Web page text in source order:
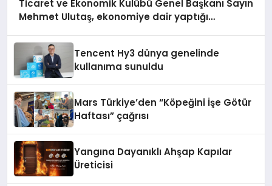
Ticaret ve Ekonomik Kulübü Genel Başkanı Sayın
Mehmet Ulutaş, ekonomiye dair yaptığı
Tencent Hy3 dünya genelinde
kullanıma sunuldu
Mars Türkiye’den “Köpeğini İşe Götür
Haftası” çağrısı
Yangına Dayanıklı Ahşap Kapılar
Üreticisi